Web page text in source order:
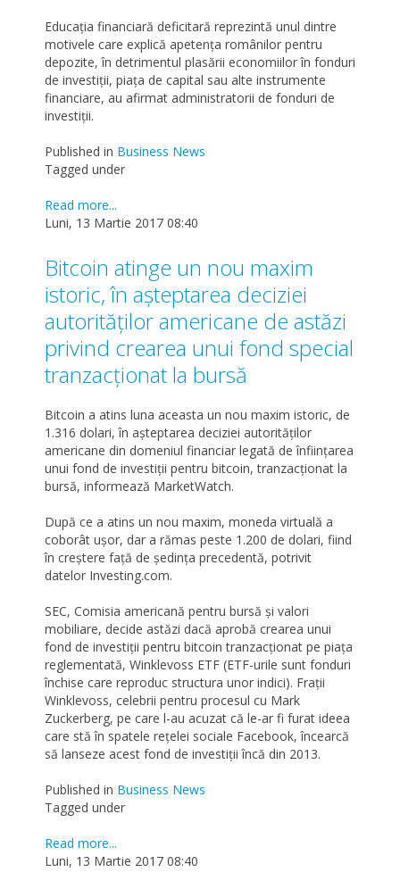
Educația financiară deficitară reprezintă unul dintre
motivele care explică apetența românilor pentru
depozite, în detrimentul plasării economiilor în fonduri
de investiții, piața de capital sau alte instrumente
financiare, au afirmat administratorii de fonduri de
investiții.
Published in Business News
Tagged under
Read more...
Luni, 13 Martie 2017 08:40
Bitcoin atinge un nou maxim
istoric, în așteptarea deciziei
autorităților americane de astăzi
privind crearea unui fond special
tranzacționat la bursă
Bitcoin a atins luna aceasta un nou maxim istoric, de
1.316 dolari, în așteptarea deciziei autorităților
americane din domeniul financiar legată de înființarea
unui fond de investiții pentru bitcoin, tranzacționat la
bursă, informează MarketWatch.
După ce a atins un nou maxim, moneda virtuală a
coborât ușor, dar a rămas peste 1.200 de dolari, fiind
în creștere față de ședința precedentă, potrivit
datelor Investing.com.
SEC, Comisia americană pentru bursă și valori
mobiliare, decide astăzi dacă aprobă crearea unui
fond de investiții pentru bitcoin tranzacționat pe piața
reglementată, Winklevoss ETF (ETF-urile sunt fonduri
închise care reproduc structura unor indici). Frații
Winklevoss, celebrii pentru procesul cu Mark
Zuckerberg, pe care l-au acuzat că le-ar fi furat ideea
care stă în spatele rețelei sociale Facebook, încearcă
să lanseze acest fond de investiții încă din 2013.
Published in Business News
Tagged under
Read more...
Luni, 13 Martie 2017 08:40